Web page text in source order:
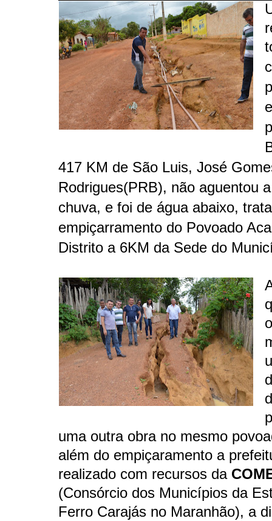
417 KM de São Luis, José
Rodrigues(PRB), não aguentou
chuva, e foi de água abaixo,
empiçarramento do Povoado
Distrito a 6KM da Sede do
uma outra obra no mesmo
além do empiçaramento a
realizado com recursos da
(Consórcio dos Municípios da
Ferro Carajás no Maranhão), a